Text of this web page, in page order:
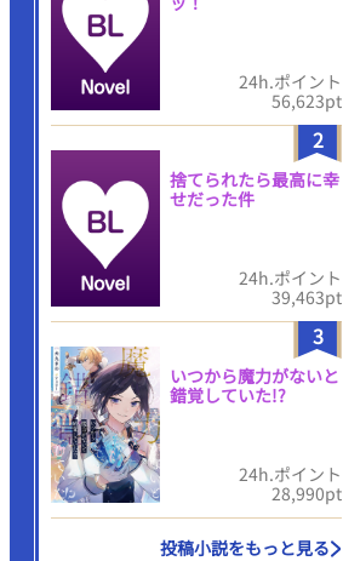
24h.ポイント
56,623pt
2
捨てられたら最高に幸
せだった件
24h.ポイント
39,463pt
3
いつから魔力がないと
錯覚していた!?
24h.ポイント
28,990pt
投稿小説をもっと見る